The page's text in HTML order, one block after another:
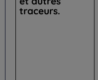
traceurs.